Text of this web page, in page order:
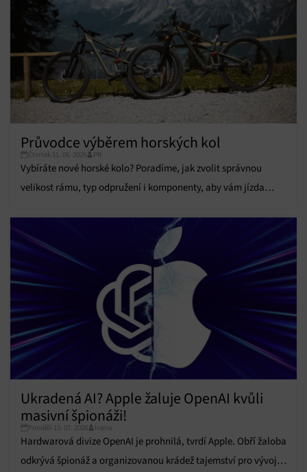
voleb ochrany osobních údajů.
Průvodce výběrem horských kol
Čtvrtek 11. 06. 2026 PR
Vybíráte nové horské kolo? Poradíme, jak zvolit správnou
velikost rámu, typ odpružení i komponenty, aby vám jízda
Ukradená AI? Apple žaluje OpenAI kvůli
masivní špionáži!
Pondělí 13. 07. 2026 Ivana
Hardwarová divize OpenAI je prohnilá, tvrdí Apple. Obří žaloba
odkrývá špionáž a organizovanou krádež tajemství pro vývoj